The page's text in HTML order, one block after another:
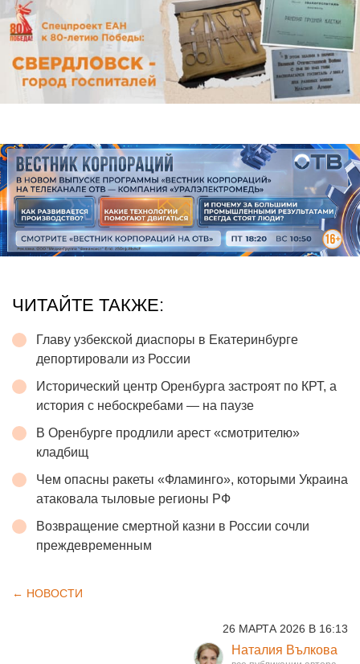
ЧИТАЙТЕ ТАКЖЕ:
Главу узбекской диаспоры в Екатеринбурге
депортировали из России
Исторический центр Оренбурга застроят по КРТ, а
история с небоскребами — на паузе
В Оренбурге продлили арест «смотрителю»
кладбищ
Чем опасны ракеты «Фламинго», которыми Украина
атаковала тыловые регионы РФ
Возвращение смертной казни в России сочли
преждевременным
← НОВОСТИ
26 МАРТА 2026 В 16:13
Наталия Вълкова